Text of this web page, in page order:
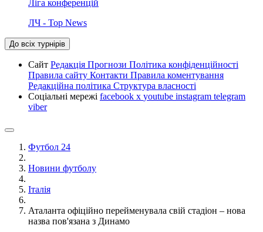
Ліга конференцій
ЛЧ - Top News
До всіх турнірів
Сайт Редакція Прогнози Політика конфіденційності
Правила сайту Контакти Правила коментування
Редакційна політика Структура власності
Соціальні мережі facebook x youtube instagram telegram
viber
Футбол 24
Новини футболу
Італія
Аталанта офіційно перейменувала свій стадіон – нова
назва пов'язана з Динамо